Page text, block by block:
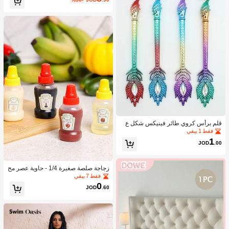
قلم برأس كروي طائر فينيكس شكل ع
شوائي قطعة واحدة
فقط 1 بيقي
JOD1.00
زجاجة صلصة صغيرة 1/4 - حاوية عصر مح
مولة للتوابل لصلصة الطماطم والزيت و
صلصة الصويا والعسل - بلاستيك، مثالية ل
غداء المكتب، حاوية بلاستيكية محمولة، أد
فقط 7 بيقي
JOD0.60